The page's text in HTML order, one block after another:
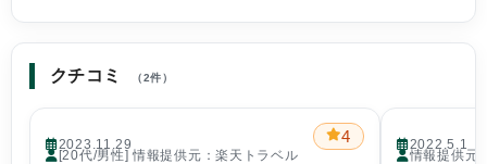
クチコミ （2件）
2023.11.29 4
[20代/男性] 情報提供元：楽天トラベル
2022.5.1
情報提供元